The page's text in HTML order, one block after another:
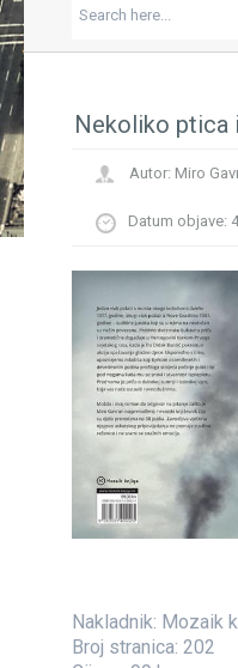
dobila nagradu za najbolje
knjiga, nagrada, Sajam
književnik Ivo Brešan
Nekoliko ptica
Autor: Miro
Datum objave:
Nakladnik: Mozaik
Broj stranica: 202